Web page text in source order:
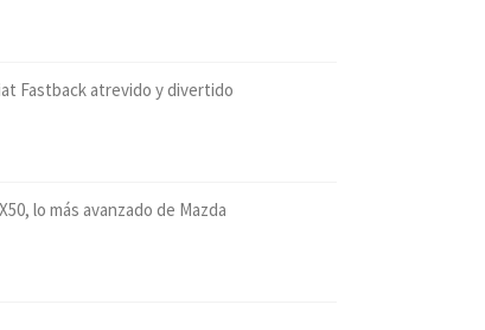
Fastback atrevido y divertido
lo más avanzado de Mazda